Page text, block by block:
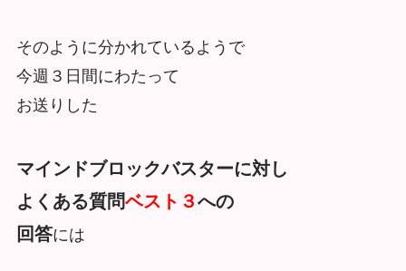
そのように分かれているようで
今週３日間にわたって
お送りした
マインドブロックバスターに対し
よくある質問ベスト３への
回答には